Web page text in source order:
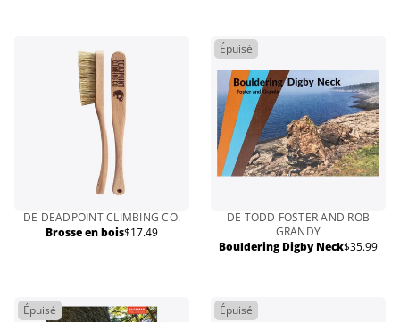
DE DEADPOINT CLIMBING CO.
Brosse en boisPrix
$17.49
Épuisé
DE TODD FOSTER AND ROB
GRANDY
Bouldering Digby NeckPrix
$35.99
Épuisé Épuisé